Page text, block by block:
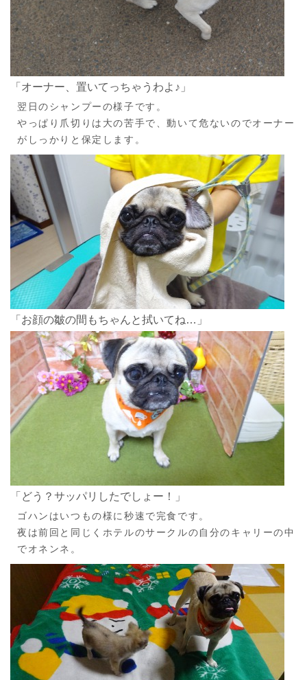
「オーナー、置いてっちゃうわよ♪」
翌日のシャンプーの様子です。
やっぱり爪切りは大の苦手で、動いて危ないのでオーナー
がしっかりと保定します。
「お顔の皺の間もちゃんと拭いてね…」
「どう？サッパリしたでしょー！」
ゴハンはいつもの様に秒速で完食です。
夜は前回と同じくホテルのサークルの自分のキャリーの中
でオネンネ。